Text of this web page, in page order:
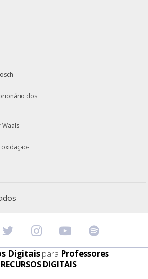
dos
Waals
oxidação-
Digitais para Professores
RECURSOS DIGITAIS